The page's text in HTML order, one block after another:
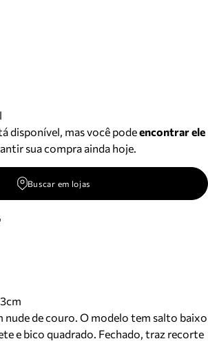
disponível, mas você podeencontrar ele
sua compra ainda hoje.
Buscar em lojas
nude de couro. O modelo tem salto baixo
e bico quadrado. Fechado, traz recorte